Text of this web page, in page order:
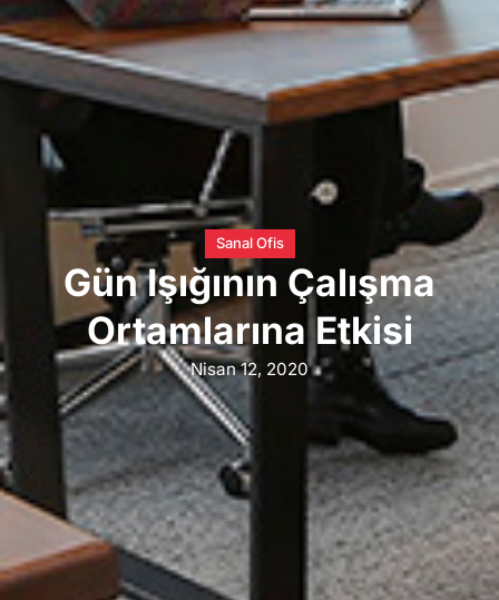
Sanal Ofis
Gün Işığının Çalışma
Ortamlarına Etkisi
Nisan 12, 2020